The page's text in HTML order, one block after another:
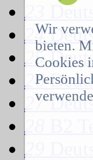
23
24
25
26
27
28
29
Wir
bieten.
Cookies